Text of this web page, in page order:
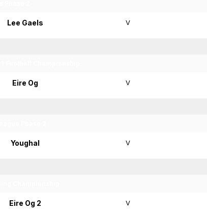
Lee Gaels V
Eire Og V
Youghal V
Eire Og 2 V